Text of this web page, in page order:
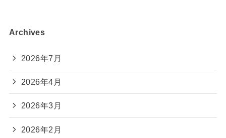
Archives
2026年7月
2026年4月
2026年3月
2026年2月